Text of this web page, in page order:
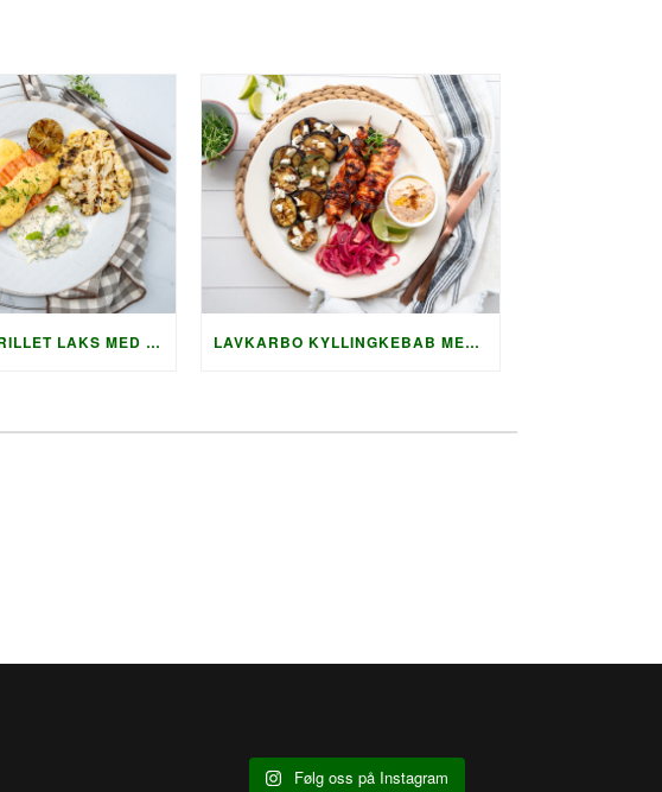
LAVKARBO GRILLET LAKS MED HOLLANDAISE OG KREMET AGURKSALAT LAVKARBO KYLLINGKEBAB MED GRILLET SQUASH OG AUBERGINE
Følg oss på Instagram